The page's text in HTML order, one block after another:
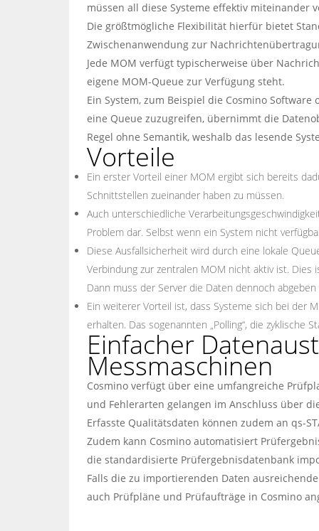
müssen all diese Systeme effektiv miteinander
Die größtmögliche Flexibilität hierfür bietet
Zwischenanwendung zur
Jede MOM verfügt typischerweise über
eigene MOM-Queue zur Verfügung steht.
Ein System, zum Beispiel die Cosmino
eine Queue zuzugreifen, übernimmt die
Regel ohne Semantik, weshalb das lesende
Vorteile
Ein erster Vorteil einer MOM ergibt sich bereits
Schnittstellen zueinander haben zu müssen.
Auch unterschiedliche
Problem dar. Selbst wenn ein System nicht
Diese Ausfallsicherheit wird durch eine lokale
Verbindung zur zentralen MOM nicht aktiv ist.
Dann muss der Server die Daten dennoch
Ein weiterer Vorteil ist, dass Systeme sich bei der
erhalten. Das sogenannten „Polling“, die zyklische
Einfacher
Messmaschinen
Cosmino verfügt über eine umfangreiche
und Fehlerarten gelangen im Anschluss über
Erfasste Qualitätsdaten können zudem an qs-
Zudem kann Cosmino automatisiert
die standardisierte Prüfergebnisdatenbank
Falls die zu importierenden Daten
auch Prüfpläne und Prüfaufträge in Cosmino